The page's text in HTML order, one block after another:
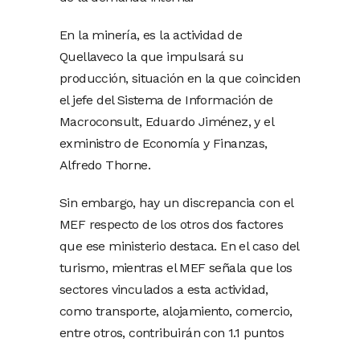
En la minería, es la actividad de
Quellaveco la que impulsará su
producción, situación en la que coinciden
el jefe del Sistema de Información de
Macroconsult, Eduardo Jiménez, y el
exministro de Economía y Finanzas,
Alfredo Thorne.
Sin embargo, hay un discrepancia con el
MEF respecto de los otros dos factores
que ese ministerio destaca. En el caso del
turismo, mientras el MEF señala que los
sectores vinculados a esta actividad,
como transporte, alojamiento, comercio,
entre otros, contribuirán con 1.1 puntos